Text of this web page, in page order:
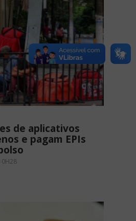
de aplicativos
e pagam EPIs